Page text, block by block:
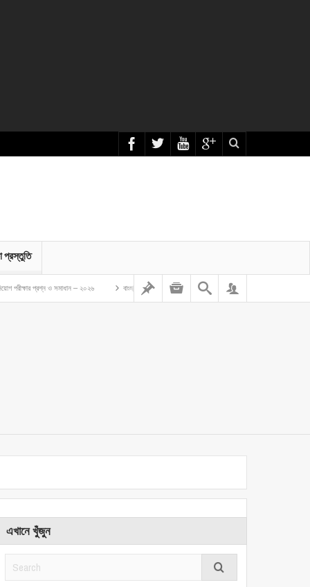
প্রস্তুতি
ও সমাধান – ২০২৬ বাংলাদেশ গম ও ভুট্টা গবেষণা ইনস্টিটিউট এর অফিস সহকারী কাম কম্পিউটার মুদ্রাক্ষরিক নিয়োগ
এখানে খুঁজুন